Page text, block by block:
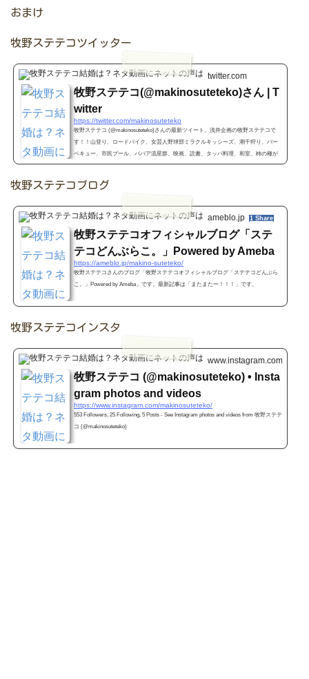
おまけ
牧野ステテコツイッター
twitter.com
牧野ステテコ(@makinosuteteko)さん | T
witter
https://twitter.com/makinosuteteko
牧野ステテコ (@makinosuteteko)さんの最新ツイート。浅井企画の牧野ステテコで
す！！山登り、ロードバイク、女芸人野球部ミラクルキッシーズ、潮干狩り、バー
ベキュー、市民プール、ババア流星群、映画、読書、タッパ料理、和室、柿の種が
好きですー！！
牧野ステテコブログ
ameblo.jp 1 Share
牧野ステテコオフィシャルブログ「ステ
テコどんぶらこ。」Powered by Ameba
https://ameblo.jp/makino-suteteko/
牧野ステテコさんのブログ「牧野ステテコオフィシャルブログ「ステテコどんぶら
こ。」Powered by Ameba」です。最新記事は「またまたー！！！」です。
牧野ステテコインスタ
www.instagram.com
牧野ステテコ (@makinosuteteko) • Insta
gram photos and videos
https://www.instagram.com/makinosuteteko/
553 Followers, 25 Following, 5 Posts - See Instagram photos and videos from 牧野ステテ
コ (@makinosuteteko)